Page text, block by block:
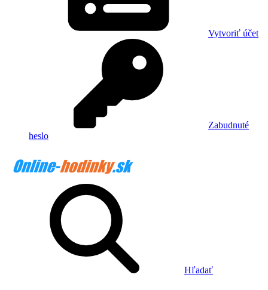
Vytvoriť účet
Zabudnuté
heslo
Hľadať